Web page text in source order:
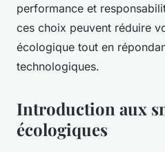
performance et
ces choix peuvent réduire
écologique tout en
technologiques.
Introduction aux
écologiques